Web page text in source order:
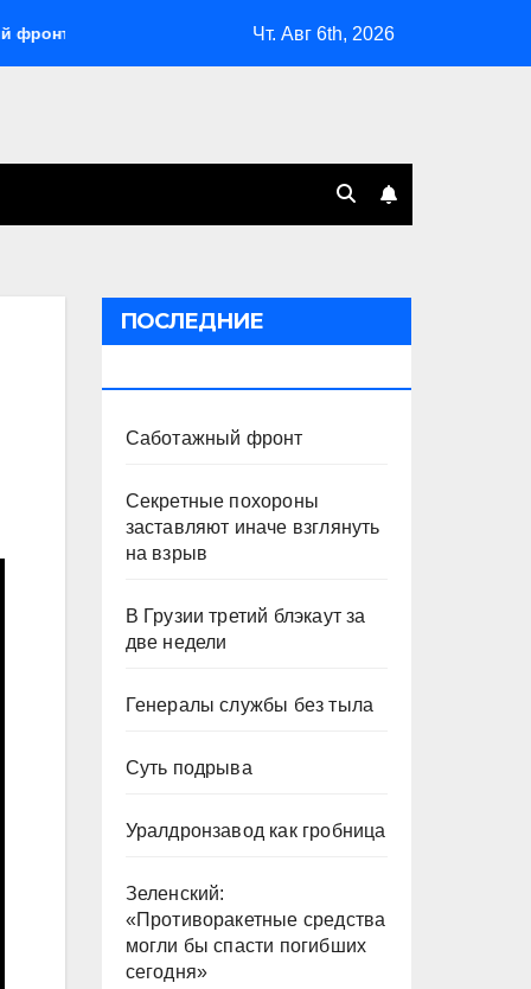
Секретные похороны заставляют иначе взглянуть на
Чт. Авг 6th, 2026
ПОСЛЕДНИЕ
Саботажный фронт
Секретные похороны
заставляют иначе взглянуть
на взрыв
В Грузии третий блэкаут за
две недели
Генералы службы без тыла
Суть подрыва
Уралдронзавод как гробница
Зеленский:
«Противоракетные средства
могли бы спасти погибших
сегодня»